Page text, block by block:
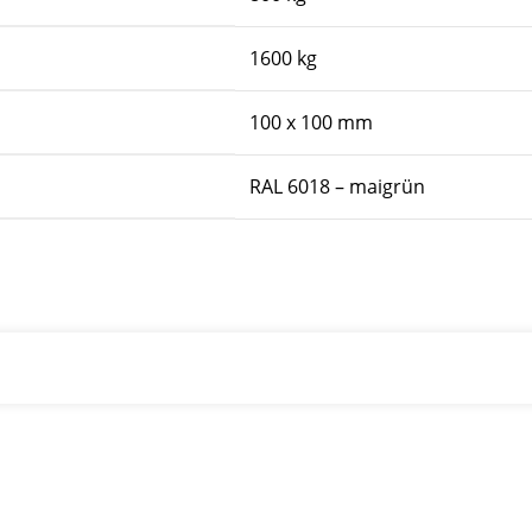
1600 kg
100 x 100 mm
RAL 6018 – maigrün